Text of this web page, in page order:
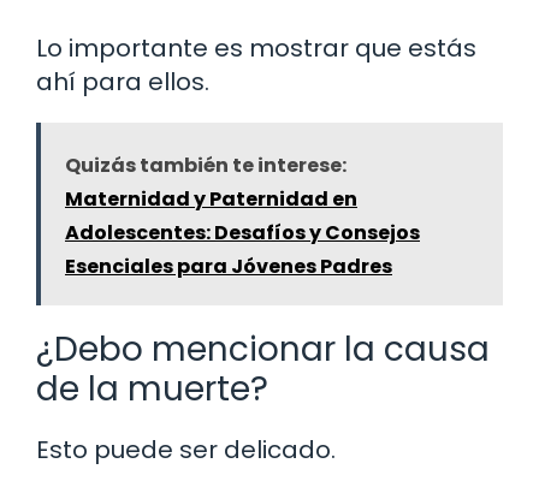
Lo importante es mostrar que estás
ahí para ellos.
Quizás también te interese:
Maternidad y Paternidad en
Adolescentes: Desafíos y Consejos
Esenciales para Jóvenes Padres
¿Debo mencionar la causa
de la muerte?
Esto puede ser delicado.